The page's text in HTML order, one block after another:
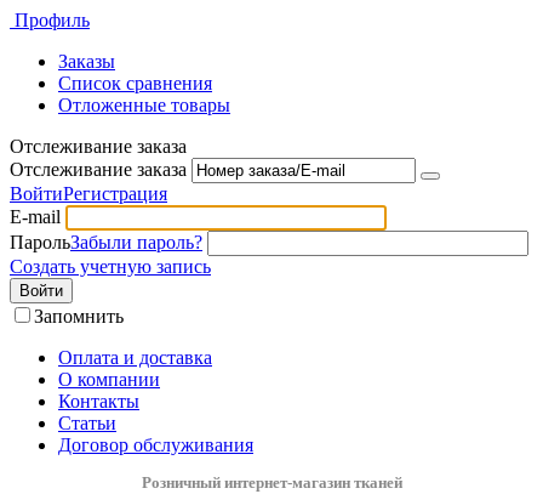
Профиль
Заказы
Список сравнения
Отложенные товары
Отслеживание заказа
Отслеживание заказа
ВойтиРегистрация
E-mail
ПарольЗабыли пароль?
Создать учетную запись
Войти
Запомнить
Оплата и доставка
О компании
Контакты
Статьи
Договор обслуживания
Розничный интернет-магазин тканей